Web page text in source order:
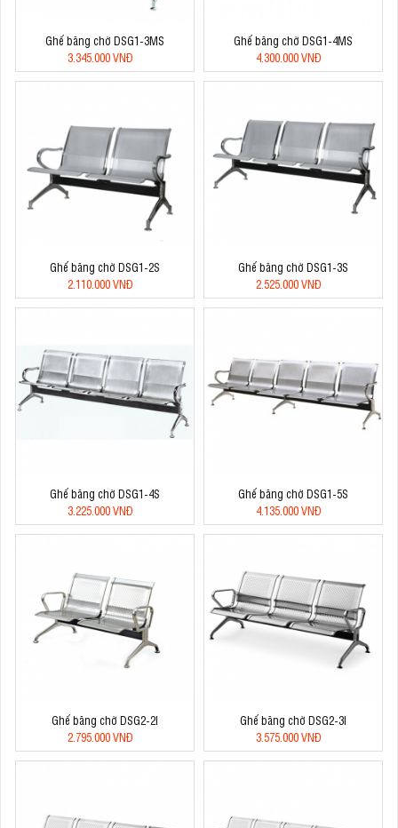
Ghế băng chờ DSG1-3MS
3.345.000 VNĐ
Ghế băng chờ DSG1-4MS
4.300.000 VNĐ
Ghế băng chờ DSG1-2S
2.110.000 VNĐ
Ghế băng chờ DSG1-3S
2.525.000 VNĐ
Ghế băng chờ DSG1-4S
3.225.000 VNĐ
Ghế băng chờ DSG1-5S
4.135.000 VNĐ
Ghế băng chờ DSG2-2I
2.795.000 VNĐ
Ghế băng chờ DSG2-3I
3.575.000 VNĐ